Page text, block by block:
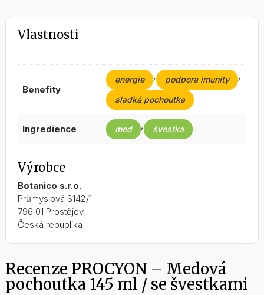
Vlastnosti
benefity
energie , podpora imunity ,
sladká pochoutka
ingredience med , švestka
Výrobce
Botanico s.r.o.
Průmyslová 3142/1
796 01 Prostějov
Česká republika
Recenze PROCYON – Medová
pochoutka 145 ml / se švestkami